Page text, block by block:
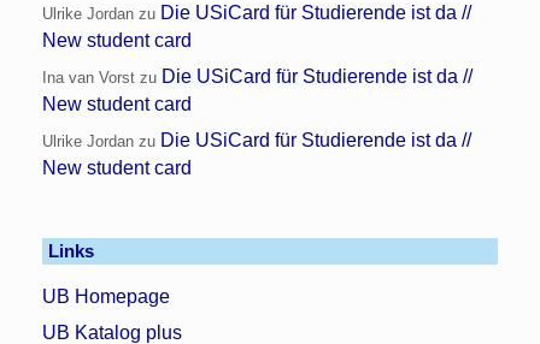
Ulrike Jordan zu Die USiCard für Studierende ist da //
New student card
Ina van Vorst zu Die USiCard für Studierende ist da //
New student card
Ulrike Jordan zu Die USiCard für Studierende ist da //
New student card
Links
UB Homepage
UB Katalog plus